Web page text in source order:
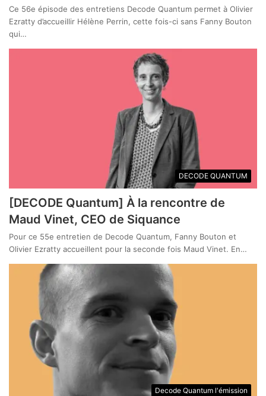
Ce 56e épisode des entretiens Decode Quantum permet à Olivier
Ezratty d’accueillir Hélène Perrin, cette fois-ci sans Fanny Bouton
qui…
DECODE QUANTUM
[DECODE Quantum] À la rencontre de
Maud Vinet, CEO de Siquance
Pour ce 55e entretien de Decode Quantum, Fanny Bouton et
Olivier Ezratty accueillent pour la seconde fois Maud Vinet. En…
Decode Quantum l'émission